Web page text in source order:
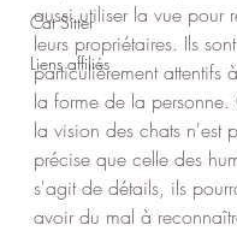
Cat Sitter
Liens affiliés
aussi utiliser la vue pour
leurs propriétaires. Ils sont
particulièrement attentifs
la forme de la personne.
la vision des chats n'est
précise que celle des
s'agit de détails, ils
avoir du mal à